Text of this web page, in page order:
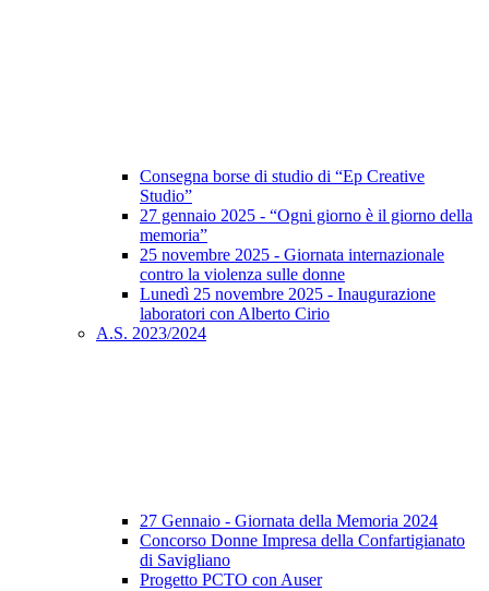
Consegna borse di studio di “Ep Creative
Studio”
27 gennaio 2025 - “Ogni giorno è il giorno della
memoria”
25 novembre 2025 - Giornata internazionale
contro la violenza sulle donne
Lunedì 25 novembre 2025 - Inaugurazione
laboratori con Alberto Cirio
A.S. 2023/2024
27 Gennaio - Giornata della Memoria 2024
Concorso Donne Impresa della Confartigianato
di Savigliano
Progetto PCTO con Auser